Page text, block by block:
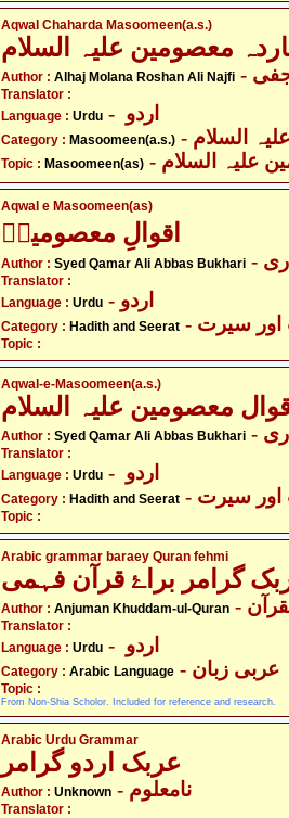
Aqwal Chaharda Masoomeen(a.s.)
معصومین علیہ السلام
Author : Alhaj Molana Roshan Ali Najfi
Translator :
Language : Urdu
Category : Masoomeen(a.s.)
Topic : Masoomeen(as) علیہ السلام
Aqwal e Masoomeen(as)
اقوالِ معصومینؑ
Author : Syed Qamar Ali Abbas Bukhari
Translator :
Language : Urdu - اردو
Category : Hadith and Seerat اور سیرت
Topic :
Aqwal-e-Masoomeen(a.s.)
Author : Syed Qamar Ali Abbas Bukhari
Translator :
Language : Urdu
Category : Hadith and Seerat اور سیرت
Topic :
Arabic grammar baraey Quran fehmi
Author : Anjuman Khuddam-ul-Quran
Translator :
Language : Urdu
Category : Arabic Language - عربی زبان
Topic :
From Non-Shia Scholor. Included for reference and research.
Arabic Urdu Grammar
عربک اردو گرامر
Author : Unknown - نامعلوم
Translator :